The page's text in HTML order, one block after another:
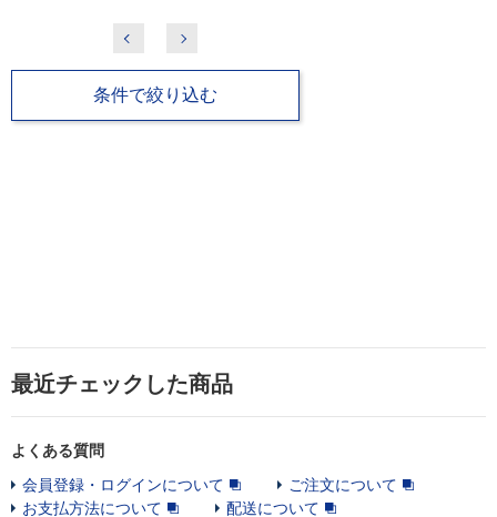
条件で絞り込む
最近チェックした商品
よくある質問
会員登録・ログインについて
ご注文について
お支払方法について
配送について